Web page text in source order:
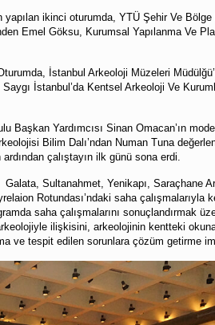
ikinci oturumda, YTÜ Şehir Ve Bölge
Emel Göksu, Kurumsal Yapılanma Ve
İstanbul Arkeoloji Müzeleri
İstanbul’da Kentsel Arkeoloji Ve
Yardımcısı Sinan Omacan’ın
Bilim Dalı’ndan Numan Tuna
ardından çalıştayın ilk günü sona erdi.
Sultanahmet, Yenikapı, Saraçhane
Rotundası’ndaki saha çalışmalarıyla
saha çalışmalarını sonuçlandırmak
ilişkisini, arkeolojinin kentteki
ve tespit edilen sorunlara çözüm getirme